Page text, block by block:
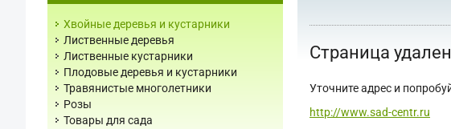
Хвойные деревья и кустарники
Лиственные деревья
Лиственные кустарники
Плодовые деревья и кустарники
Травянистые многолетники
Розы
Товары для сада
Страница
Уточните адрес и
http://www.sad-centr.ru